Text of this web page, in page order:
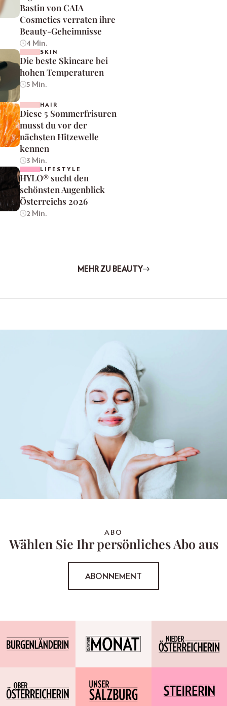
Bastin von CAIA
Cosmetics verraten ihre
Beauty-Geheimnisse
4 Min.
SKIN
Die beste Skincare bei
hohen Temperaturen
5 Min.
HAIR
Diese 5 Sommerfrisuren
musst du vor der
nächsten Hitzewelle
kennen
3 Min.
LIFESTYLE
HYLO® sucht den
schönsten Augenblick
Österreichs 2026
2 Min.
MEHR ZU BEAUTY
ABO
Wählen Sie Ihr persönliches Abo aus
ABONNEMENT